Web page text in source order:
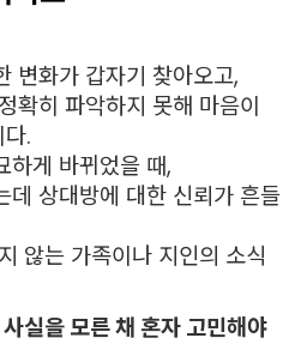
변화가 갑자기 찾아오고,
확히 파악하지 못해 마음이
.
하게 바뀌었을 때,
데 상대방에 대한 신뢰가 흔들
않는 가족이나 지인의 소식
사실을 모른 채 혼자 고민해야